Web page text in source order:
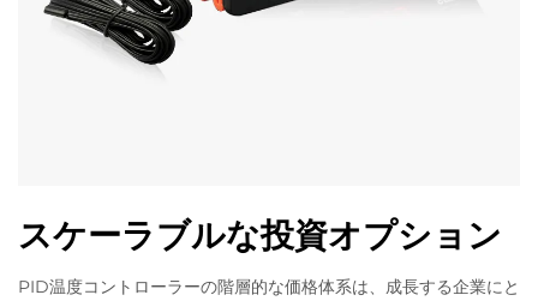
スケーラブルな投資オプション
PID温度コントローラーの階層的な価格体系は、成長する企業にと